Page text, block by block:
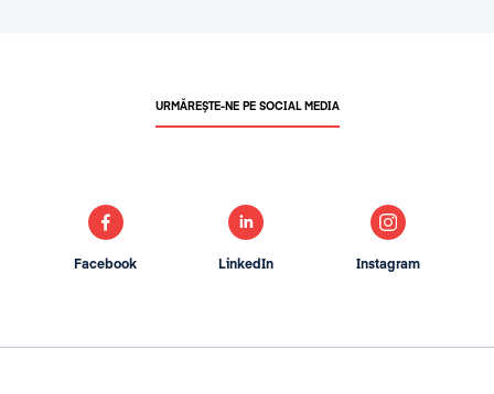
URMĂREȘTE-NE PE SOCIAL MEDIA
Facebook LinkedIn Instagram